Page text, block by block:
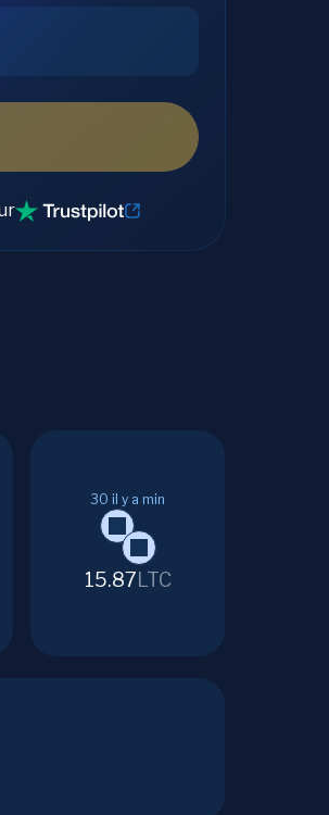
30 il y a min
15.87 LTC